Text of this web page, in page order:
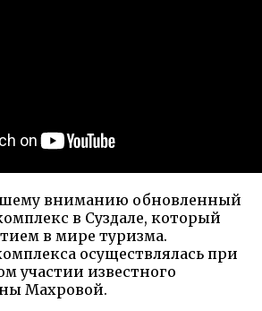
вниманию обновленный
в Суздале, который
в мире туризма.
осуществлялась при
участии известного
Махровой.